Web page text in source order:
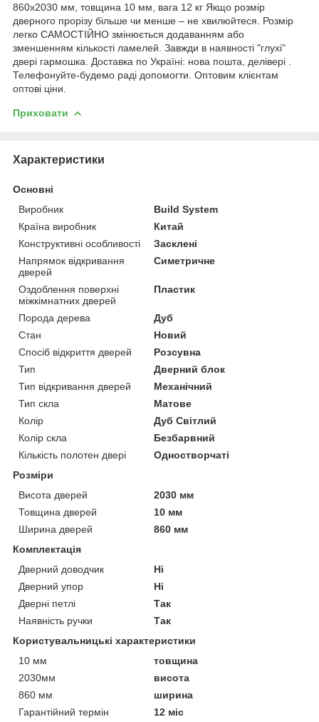
860х2030 мм, товщина 10 мм, вага 12 кг Якщо розмір
дверного прорізу більше чи менше – не хвилюйтеся. Розмір
легко САМОСТІЙНО змінюється додаванням або
зменшенням кількості ламелей. Завжди в наявності "глухі"
двері гармошка. Доставка по Україні: нова пошта, делівері .
Телефонуйте-будемо раді допомогти. Оптовим клієнтам
оптові ціни.
Приховати
Характеристики
Основні
Виробник
Build System
Країна виробник
Китай
Конструктивні особливості
Засклені
Напрямок відкривання
дверей
Симетричне
Оздоблення поверхні
міжкімнатних дверей
Пластик
Порода дерева
Дуб
Стан
Новий
Спосіб відкриття дверей
Розсувна
Тип
Дверний блок
Тип відкривання дверей
Механічний
Тип скла
Матове
Колір
Дуб Світлий
Колір скла
Безбарвний
Кількість полотен двері
Одностворчаті
Розміри
Висота дверей
2030 мм
Товщина дверей
10 мм
Ширина дверей
860 мм
Комплектація
Дверний доводчик
Ні
Дверний упор
Ні
Дверні петлі
Так
Наявність ручки
Так
Користувальницькі характеристики
10 мм
товщина
2030мм
висота
860 мм
ширина
Гарантійний термін
12 міс